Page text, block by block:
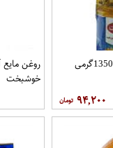
روغن مايع آفتابگردان 1350گرمی
۹۴,۲۰۰
خوشبخت